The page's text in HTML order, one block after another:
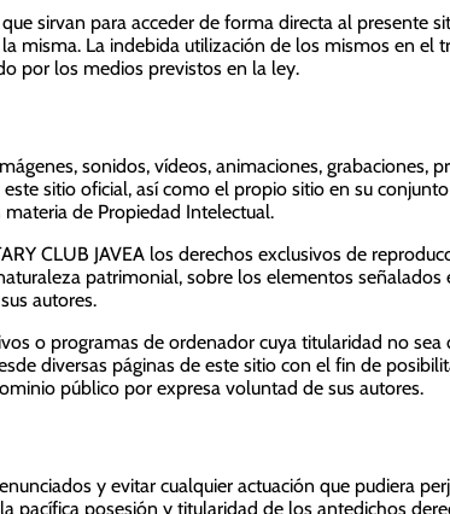
sirvan para acceder de forma directa al presente
misma. La indebida utilización de los mismos en el
por los medios previstos en la ley.
sonidos, vídeos, animaciones, grabaciones,
sitio oficial, así como el propio sitio en su
de Propiedad Intelectual.
CLUB JAVEA los derechos exclusivos de
patrimonial, sobre los elementos
autores.
o programas de ordenador cuya titularidad no sea
diversas páginas de este sitio con el fin de
público por expresa voluntad de sus autores.
y evitar cualquier actuación que pudiera
pacífica posesión y titularidad de los antedichos